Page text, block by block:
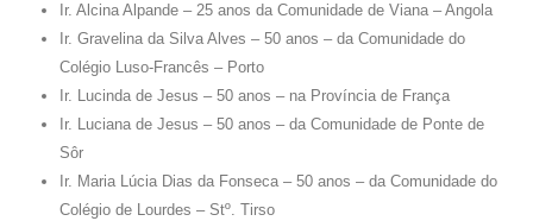
Ir. Alcina Alpande – 25 anos da Comunidade de Viana – Angola
Ir. Gravelina da Silva Alves – 50 anos – da Comunidade do
Colégio Luso-Francês – Porto
Ir. Lucinda de Jesus – 50 anos – na Província de França
Ir. Luciana de Jesus – 50 anos – da Comunidade de Ponte de
Sôr
Ir. Maria Lúcia Dias da Fonseca – 50 anos – da Comunidade do
Colégio de Lourdes – Stº. Tirso